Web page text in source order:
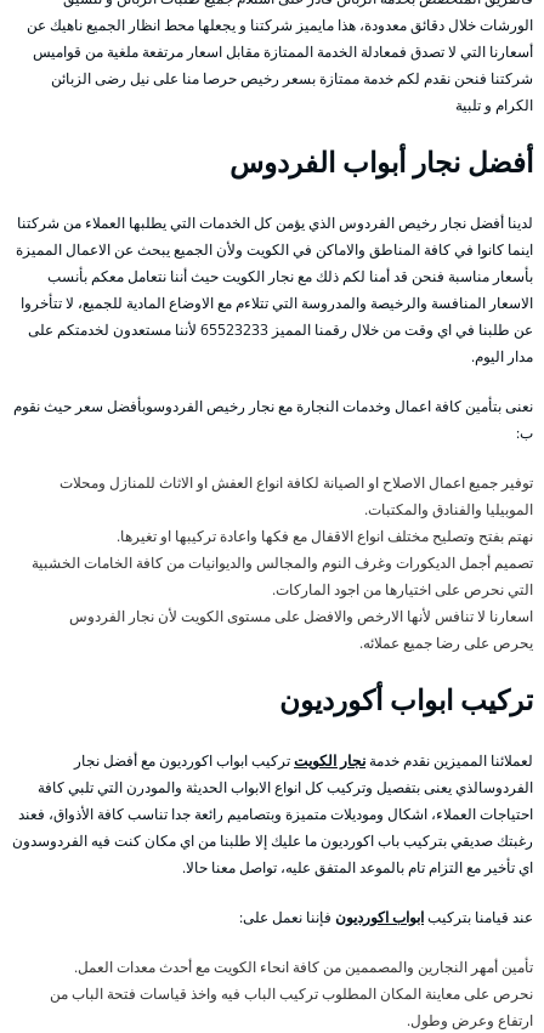
الورشات خلال دقائق معدودة، هذا مايميز شركتنا و يجعلها محط انظار الجميع ناهيك عن
أسعارنا التي لا تصدق فمعادلة الخدمة الممتازة مقابل اسعار مرتفعة ملغية من قواميس
شركتنا فنحن نقدم لكم خدمة ممتازة بسعر رخيص حرصا منا على نيل رضى الزبائن
الكرام و تلبية
أفضل نجار أبواب الفردوس
لدينا أفضل نجار رخيص الفردوس الذي يؤمن كل الخدمات التي يطلبها العملاء من شركتنا
اينما كانوا في كافة المناطق والاماكن في الكويت ولأن الجميع يبحث عن الاعمال المميزة
بأسعار مناسبة فنحن قد أمنا لكم ذلك مع نجار الكويت حيث أننا نتعامل معكم بأنسب
الاسعار المنافسة والرخيصة والمدروسة التي تتلاءم مع الاوضاع المادية للجميع، لا تتأخروا
عن طلبنا في اي وقت من خلال رقمنا المميز 65523233 لأننا مستعدون لخدمتكم على
مدار اليوم.
نعنى بتأمين كافة اعمال وخدمات النجارة مع نجار رخيص الفردوسوبأفضل سعر حيث نقوم
ب:
توفير جميع اعمال الاصلاح او الصيانة لكافة انواع العفش او الاثاث للمنازل ومحلات
الموبيليا والفنادق والمكتبات.
نهتم بفتح وتصليح مختلف انواع الاقفال مع فكها واعادة تركيبها او تغيرها.
تصميم أجمل الديكورات وغرف النوم والمجالس والديوانيات من كافة الخامات الخشبية
التي نحرص على اختيارها من اجود الماركات.
اسعارنا لا تنافس لأنها الارخص والافضل على مستوى الكويت لأن نجار الفردوس
يحرص على رضا جميع عملائه.
تركيب ابواب أكورديون
لعملائنا المميزين نقدم خدمةنجار الكويتتركيب ابواب اكورديون مع أفضل نجار
الفردوسالذي يعنى بتفصيل وتركيب كل انواع الابواب الحديثة والمودرن التي تلبي كافة
احتياجات العملاء، اشكال وموديلات متميزة وبتصاميم رائعة جدا تناسب كافة الأذواق، فعند
رغبتك صديقي بتركيب باب اكورديون ما عليك إلا طلبنا من اي مكان كنت فيه الفردوسدون
اي تأخير مع التزام تام بالموعد المتفق عليه، تواصل معنا حالا.
عند قيامنا بتركيبابواب اكورديون فإننا نعمل على:
تأمين أمهر النجارين والمصممين من كافة انحاء الكويت مع أحدث معدات العمل.
نحرص على معاينة المكان المطلوب تركيب الباب فيه واخذ قياسات فتحة الباب من
ارتفاع وعرض وطول.